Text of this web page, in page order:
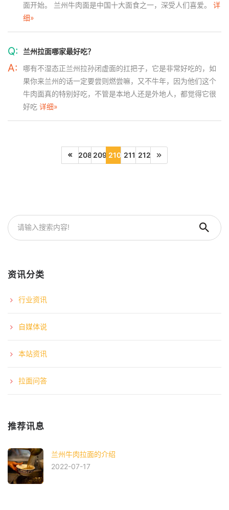
面开始。 兰州牛肉面是中国十大面食之一，深受人们喜爱。 详
细»
Q: 兰州拉面哪家最好吃？
A:
哪有不湿态正兰州拉孙闭虚面的扛把子，它是非常好吃的，如
果你来兰州的话一定要尝则燃尝嘛，又不牛年，因为他们这个
牛肉面真的特别好吃，不管是本地人还是外地人，都觉得它很
好吃 详细»
208 209 210 211 212
资讯分类
行业资讯
自媒体说
本站资讯
拉面问答
推荐讯息
兰州牛肉拉面的介绍
2022-07-17